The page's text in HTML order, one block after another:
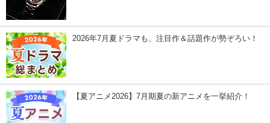
2026年7月夏ドラマも、注目作＆話題作が勢ぞろい！
【夏アニメ2026】7月期夏の新アニメを一挙紹介！